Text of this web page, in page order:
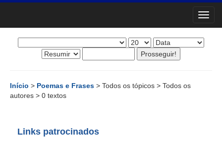
Início > Poemas e Frases > Todos os tópicos > Todos os
autores > 0 textos
Links patrocinados